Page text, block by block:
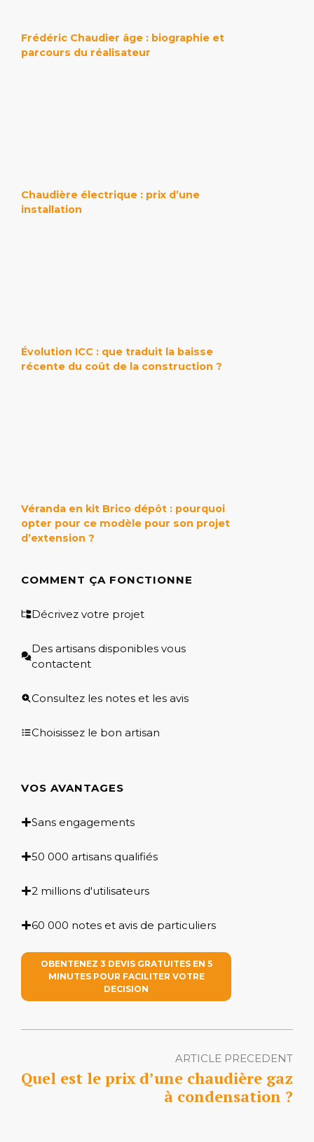
Frédéric Chaudier âge : biographie et
parcours du réalisateur
Chaudière électrique : prix d’une
installation
Évolution ICC : que traduit la baisse
récente du coût de la construction ?
Véranda en kit Brico dépôt : pourquoi
opter pour ce modèle pour son projet
d’extension ?
COMMENT ÇA FONCTIONNE
Décrivez votre projet
Des artisans disponibles vous
contactent
Consultez les notes et les avis
Choisissez le bon artisan
VOS AVANTAGES
Sans engagements
50 000 artisans qualifiés
2 millions d'utilisateurs
60 000 notes et avis de particuliers
OBENTENEZ 3 DEVIS GRATUITES EN 5
MINUTES POUR FACILITER VOTRE
DECISION
ARTICLE PRECEDENT
Quel est le prix d’une chaudière gaz
à condensation ?